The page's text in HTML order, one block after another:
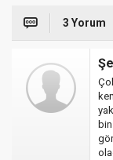
3 Yorum